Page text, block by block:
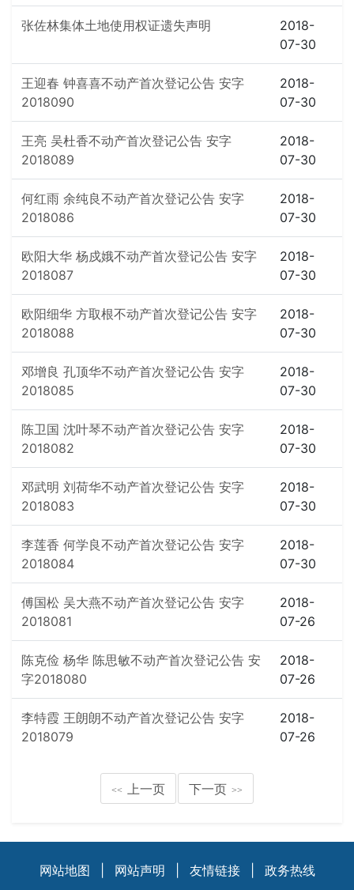
张佐林集体土地使用权证遗失声明
2018-
07-30
王迎春 钟喜喜不动产首次登记公告 安字
2018090
2018-
07-30
王亮 吴杜香不动产首次登记公告 安字
2018089
2018-
07-30
何红雨 余纯良不动产首次登记公告 安字
2018086
2018-
07-30
欧阳大华 杨戍娥不动产首次登记公告 安字
2018087
2018-
07-30
欧阳细华 方取根不动产首次登记公告 安字
2018088
2018-
07-30
邓增良 孔顶华不动产首次登记公告 安字
2018085
2018-
07-30
陈卫国 沈叶琴不动产首次登记公告 安字
2018082
2018-
07-30
邓武明 刘荷华不动产首次登记公告 安字
2018083
2018-
07-30
李莲香 何学良不动产首次登记公告 安字
2018084
2018-
07-30
傅国松 吴大燕不动产首次登记公告 安字
2018081
2018-
07-26
陈克俭 杨华 陈思敏不动产首次登记公告 安
字2018080
2018-
07-26
李特霞 王朗朗不动产首次登记公告 安字
2018079
2018-
07-26
<< 上一页 下一页 >>
网站地图 网站声明 友情链接 政务热线